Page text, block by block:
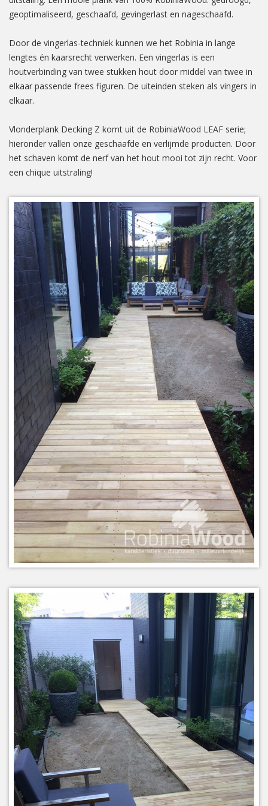
geoptimaliseerd, geschaafd, gevingerlast en nageschaafd.
Door de vingerlas-techniek kunnen we het Robinia in lange
lengtes én kaarsrecht verwerken. Een vingerlas is een
houtverbinding van twee stukken hout door middel van twee in
elkaar passende frees figuren. De uiteinden steken als vingers in
elkaar.
Vlonderplank Decking Z komt uit de RobiniaWood LEAF serie;
hieronder vallen onze geschaafde en verlijmde producten. Door
het schaven komt de nerf van het hout mooi tot zijn recht. Voor
een chique uitstraling!